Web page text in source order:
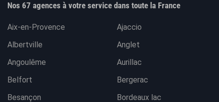
Nos 67 agences à votre service dans toute la France
Aix-en-Provence
Ajaccio
Albertville
Anglet
Angoulême
Aurillac
Belfort
Bergerac
Besançon
Bordeaux lac